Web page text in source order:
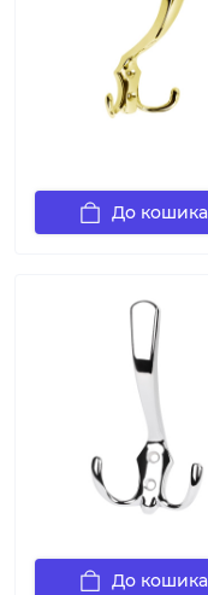
До кошика
До кошика